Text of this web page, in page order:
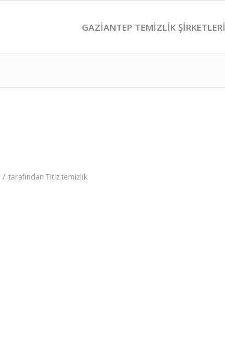
GAZIANTEP TEMIZLIK ŞIRKETLERI
/ tarafından Titiz temizlik